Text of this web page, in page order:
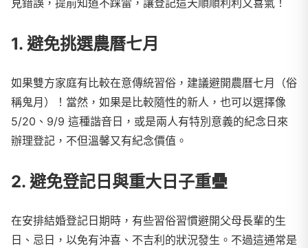
見錯誤，提前知道不踩雷，讓登記這天順順利利又喜氣！
1. 避免挑選農曆七月
如果雙方家庭有比較在意傳統習俗，建議避開農曆七月（俗
稱鬼月）！當然，如果是比較隨性的新人，也可以選擇像
5/20、9/9 這種諧音日，或是兩人有特別意義的紀念日來
辦理登記，不但溫馨又有紀念價值。
2. 避免登記日與重大日子重疊
在安排結婚登記日期時，有些習俗習慣避開父母長輩的生
日、忌日，以免有沖喜、不吉利的狀況發生。不過這通常是